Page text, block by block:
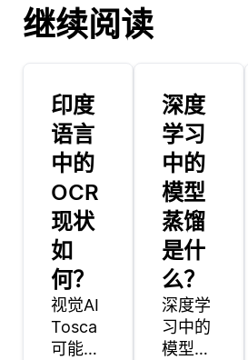
继续阅读
印度
语言
中的
OCR
现状
如
何？
视觉AI
Tosca
可能是
深度
学习
中的
模型
蒸馏
是什
么？
深度学
习中的
模型蒸